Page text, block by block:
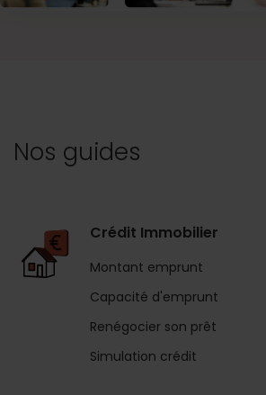
Nos guides
Crédit Immobilier
Montant emprunt
Capacité d'emprunt
Renégocier son prêt
Simulation crédit